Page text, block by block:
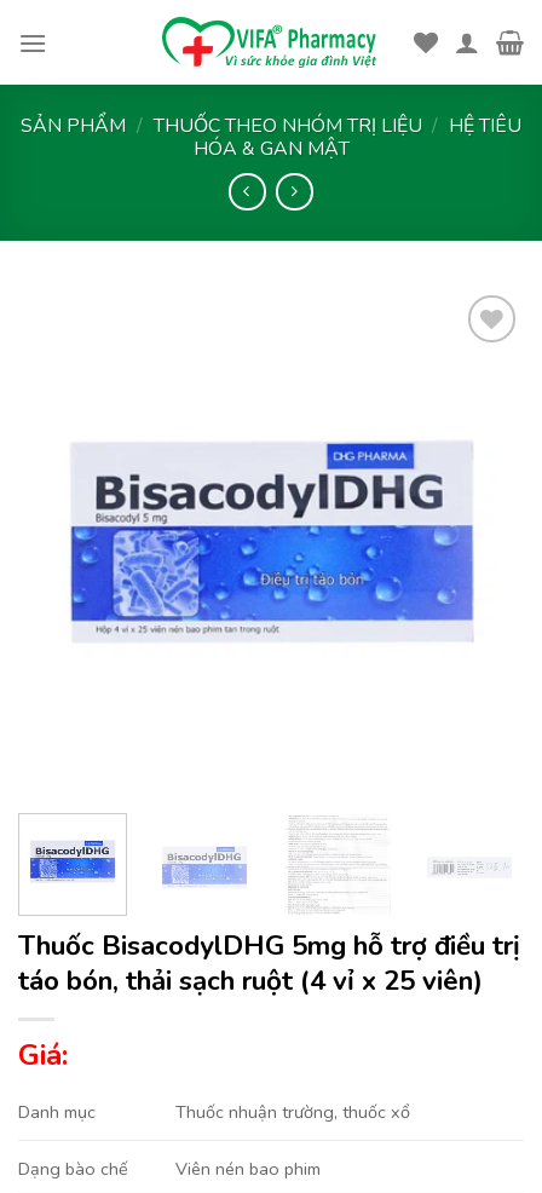
SẢN PHẨM / THUỐC THEO NHÓM TRỊ LIỆU / HỆ TIÊU
HÓA & GAN MẬT
Thuốc BisacodylDHG 5mg hỗ trợ điều trị
táo bón, thải sạch ruột (4 vỉ x 25 viên)
Giá:
Danh mục Thuốc nhuận trường, thuốc xổ
Dạng bào chế Viên nén bao phim